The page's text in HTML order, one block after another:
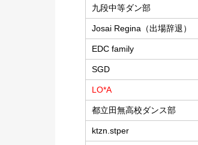
九段中等ダン部
Josai Regina（出場辞退）
EDC family
SGD
LO*A
都立田無高校ダンス部
ktzn.stper